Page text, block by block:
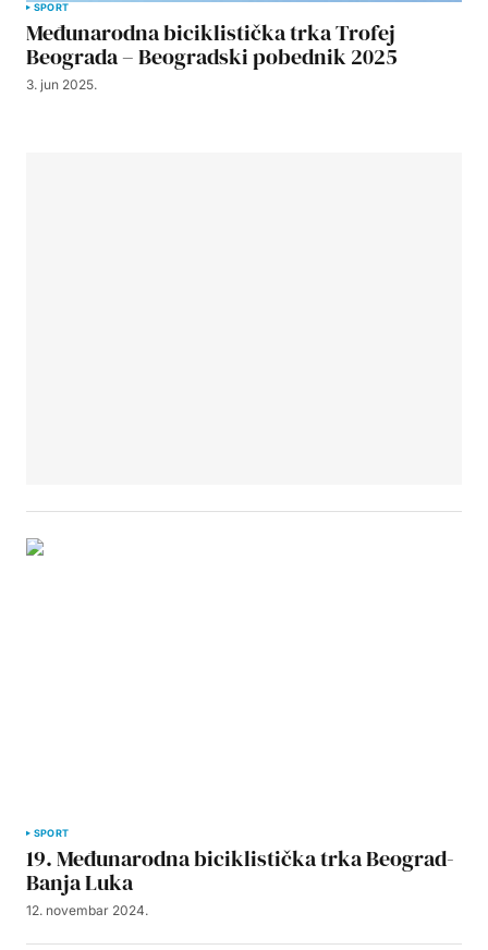
SPORT
Međunarodna biciklistička trka Trofej
Beograda – Beogradski pobednik 2025
3. jun 2025.
SPORT
19. Međunarodna biciklistička trka Beograd-
Banja Luka
12. novembar 2024.